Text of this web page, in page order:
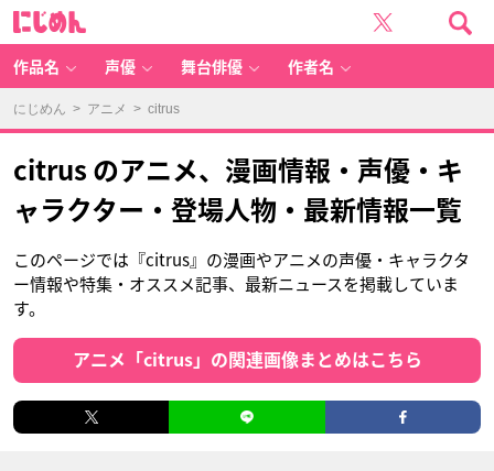
作品名 声優 舞台俳優 作者名
にじめん > アニメ > citrus
citrus のアニメ、漫画情報・声優・キ
ャラクター・登場人物・最新情報一覧
このページでは『citrus』の漫画やアニメの声優・キャラクタ
ー情報や特集・オススメ記事、最新ニュースを掲載していま
す。
アニメ「citrus」の関連画像まとめはこちら